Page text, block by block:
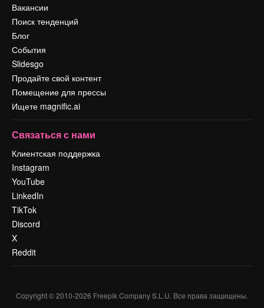
Вакансии
Поиск тенденций
Блог
События
Slidesgo
Продайте свой контент
Помещение для прессы
Ищете magnific.ai
Связаться с нами
Клиентская поддержка
Instagram
YouTube
LinkedIn
TikTok
Discord
X
Reddit
Copyright © 2010-2026 Freepik Company S.L.U. Все права защищены.